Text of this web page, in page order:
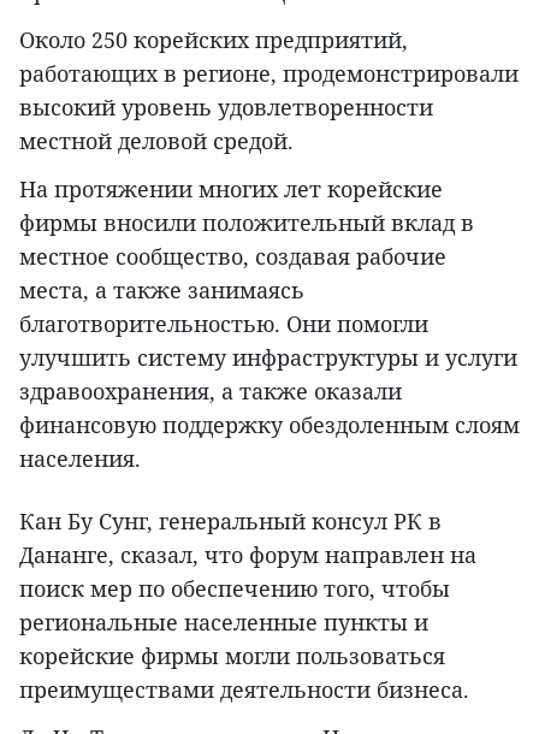
Около 250 корейских предприятий,
работающих в регионе, продемонстрировали
высокий уровень удовлетворенности
местной деловой средой.
На протяжении многих лет корейские
фирмы вносили положительный вклад в
местное сообщество, создавая рабочие
места, а также занимаясь
благотворительностью. Они помогли
улучшить систему инфраструктуры и услуги
здравоохранения, а также оказали
финансовую поддержку обездоленным слоям
населения.
Кан Бу Сунг, генеральный консул РК в
Дананге, сказал, что форум направлен на
поиск мер по обеспечению того, чтобы
региональные населенные пункты и
корейские фирмы могли пользоваться
преимуществами деятельности бизнеса.